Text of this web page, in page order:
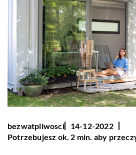
bezwatpliwosci
14-12-2022
Potrzebujesz ok. 2 min. aby